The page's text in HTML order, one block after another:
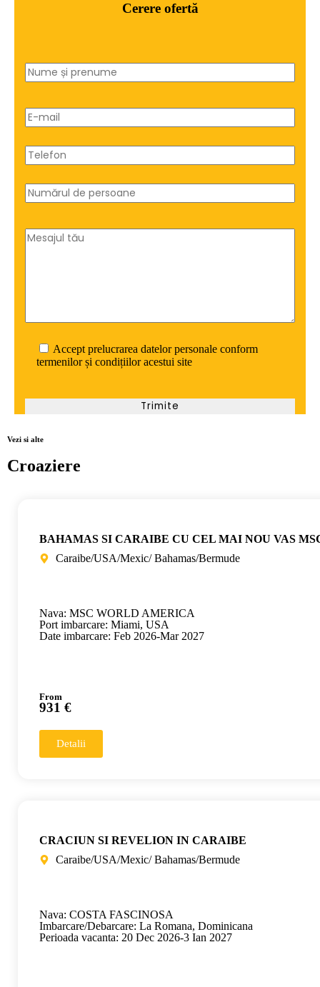
Cerere ofertă
Accept prelucrarea datelor personale conform
termenilor și condițiilor acestui site
Vezi si alte
Croaziere
BAHAMAS SI CARAIBE CU CEL MAI NOU VAS
Caraibe/USA/Mexic/ Bahamas/Bermude
Nava: MSC WORLD AMERICA
Port imbarcare: Miami, USA
Date imbarcare: Feb 2026-Mar 2027
From
931 €
Detalii
CRACIUN SI REVELION IN CARAIBE
Caraibe/USA/Mexic/ Bahamas/Bermude
Nava: COSTA FASCINOSA
Imbarcare/Debarcare: La Romana, Dominicana
Perioada vacanta: 20 Dec 2026-3 Ian 2027